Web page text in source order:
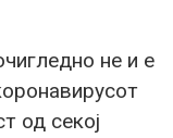
не и е
од секој